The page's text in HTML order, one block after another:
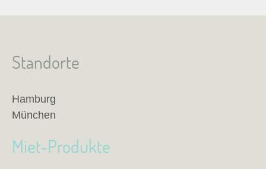
Standorte
Hamburg
München
Miet-Produkte